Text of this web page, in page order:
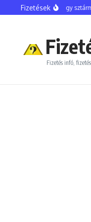
Ugrás a tartalomhoz
Fizetések
Mennyit keres egy
Fizetés infó,